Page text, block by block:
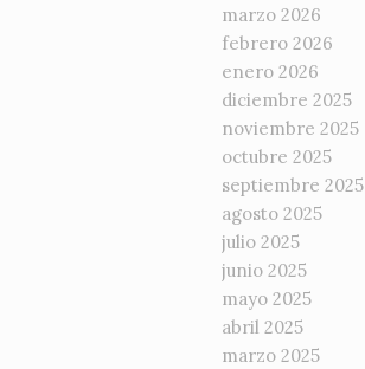
marzo 2026
febrero 2026
enero 2026
diciembre 2025
noviembre 2025
octubre 2025
septiembre 2025
agosto 2025
julio 2025
junio 2025
mayo 2025
abril 2025
marzo 2025